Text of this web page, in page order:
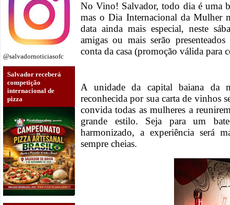
@salvadornoticiasofc
Salvador receberá
competição
internacional de
pizza
No Vino! Salvador, todo dia é uma
mas o Dia Internacional da Mulher
data ainda mais especial, neste
amigas ou mais serão
conta da casa (promoção válida para
A unidade da capital baiana da
reconhecida por sua carta de vinhos
convida todas as mulheres a
grande estilo. Seja para um
harmonizado, a experiência será
sempre cheias.